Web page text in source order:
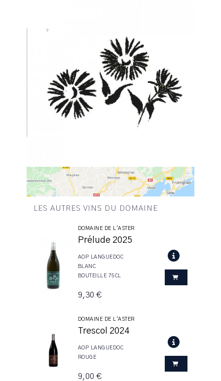
LES AUTRES VINS DU DOMAINE
DOMAINE DE L'ASTER
Prélude 2025
AOP LANGUEDOC
BLANC
BOUTEILLE 75CL
9,30 €
DOMAINE DE L'ASTER
Trescol 2024
AOP LANGUEDOC
ROUGE
9,00 €